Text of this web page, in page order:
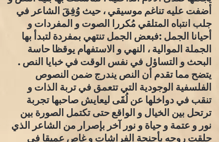
أضفت عليه تناغم موسيقي ، حيث وُفِقَ الشاعر في
جلب انتباه المتلقي مُكررا الصوت و المفردات و
أحيانا الجمل :فبعض الجمل تنتهي بمفردة لتبدأ بها
الجملة الموالية ، النهي و الاستفهام يوقظا حاسة
البحث و التساؤل في نفس الوقت في خبايا النص .
يتضح مما تقدم أن النص يندرج ضمن النصوص
الفلسفية الوجودية التي تتعمق في تربة الذات و
تنقب في دواخلها عن لُقَى ليعايش صاحبها تجربة
ترتحل بين الخيال و الواقع حتى تكتمل الصورة بين
نور و عتمة و حياة و نور آخر بإصرار من الشاعر الذي
حلقت روحه بأجنحة الفراشات و غاص عميقا في